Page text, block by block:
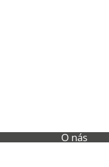
O nás